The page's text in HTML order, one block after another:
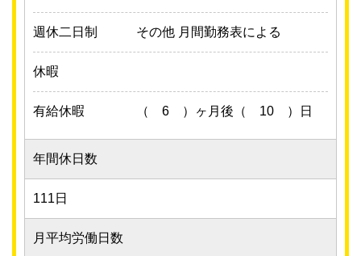
週休二日制 その他 月間勤務表による
休暇
有給休暇 （ 6 ）ヶ月後（ 10 ）日
年間休日数
111日
月平均労働日数